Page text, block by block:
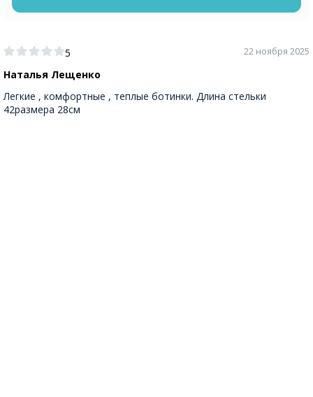
5
Наталья Лещенко
22 ноября 2025
Легкие , комфортные , теплые ботинки. Длина стельки
42размера 28см